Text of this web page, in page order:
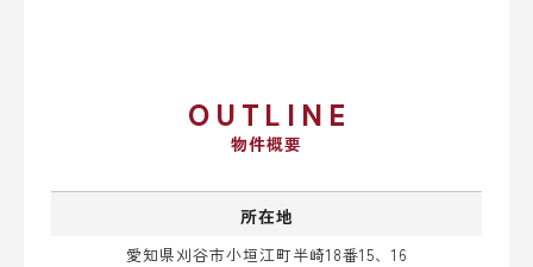
OUTLINE
物件概要
所在地
愛知県刈谷市小垣江町半崎18番15、16